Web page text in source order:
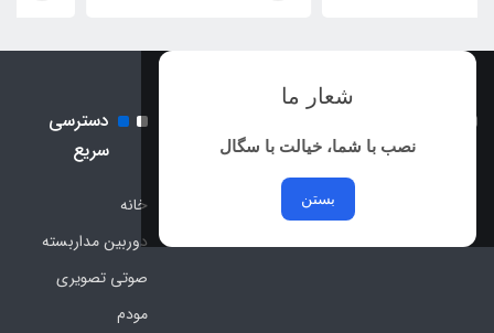
شعار ما
نصب با شما، خیالت با سگال
بستن
ساماندهی
دسترسی
سریع
خانه
دوربین مداربسته
صوتی تصویری
مودم